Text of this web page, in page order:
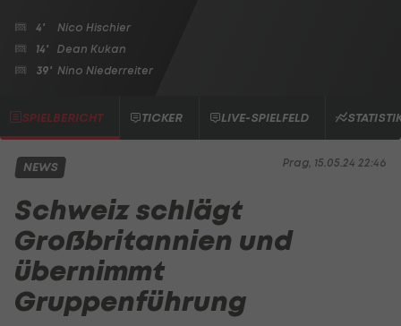
4'
Nico Hischier
14'
Dean Kukan
39' Nino Niederreiter
SPIELBERICHT TICKER LIVE-SPIELFELD
Prag, 15.05.24 22:46
NEWS
Schweiz schlägt
Großbritannien und
übernimmt
Gruppenführung